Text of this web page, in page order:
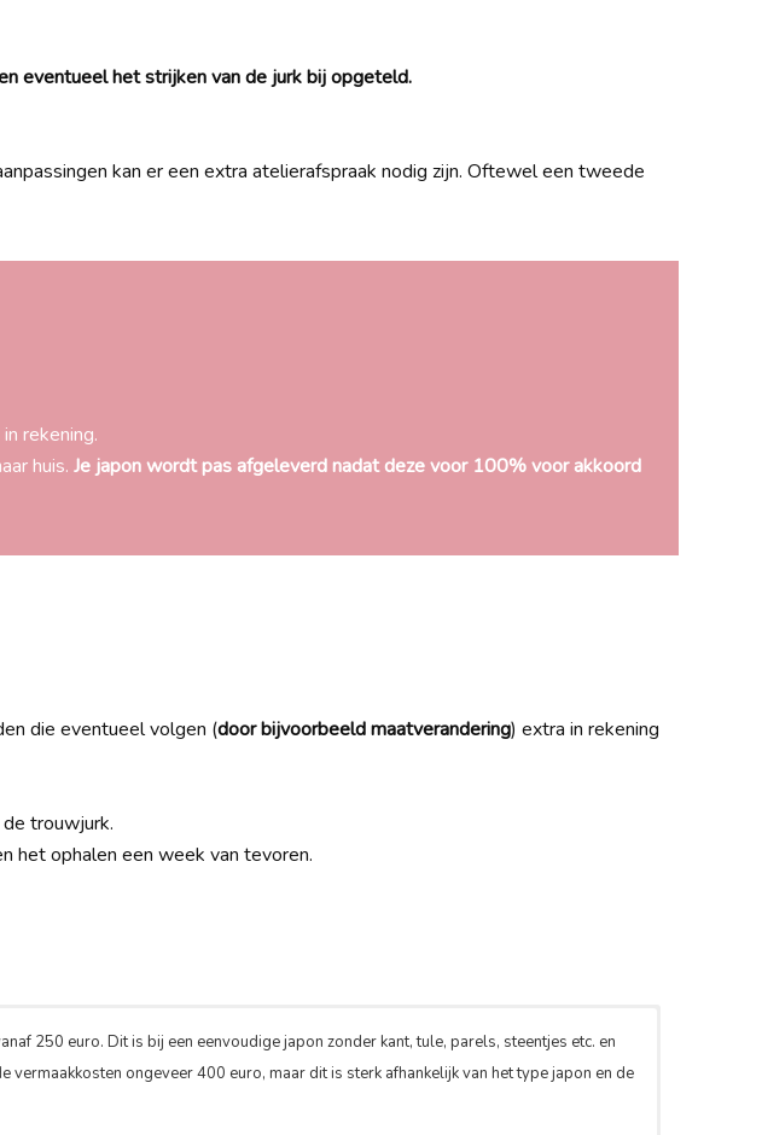
eventueel het strijken van de jurk bij opgeteld.
kan er een extra atelierafspraak nodig zijn. Oftewel een tweede
rekening.
huis. Je japon wordt pas afgeleverd nadat deze voor 100% voor akkoord
die eventueel volgen (door bijvoorbeeld maatverandering) extra in rekening
trouwjurk.
het ophalen een week van tevoren.
250 euro. Dit is bij een eenvoudige japon zonder kant, tule, parels, steentjes etc. en
vermaakkosten ongeveer 400 euro, maar dit is sterk afhankelijk van het type japon en de